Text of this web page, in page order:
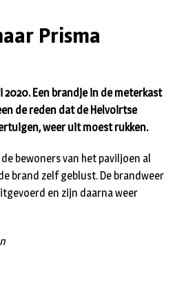
Prisma
2020. Een brandje in de meterkast
de reden dat de Helvoirtse
weer uit moest rukken.
bewoners van het paviljoen al
brand zelf geblust. De brandweer
en zijn daarna weer